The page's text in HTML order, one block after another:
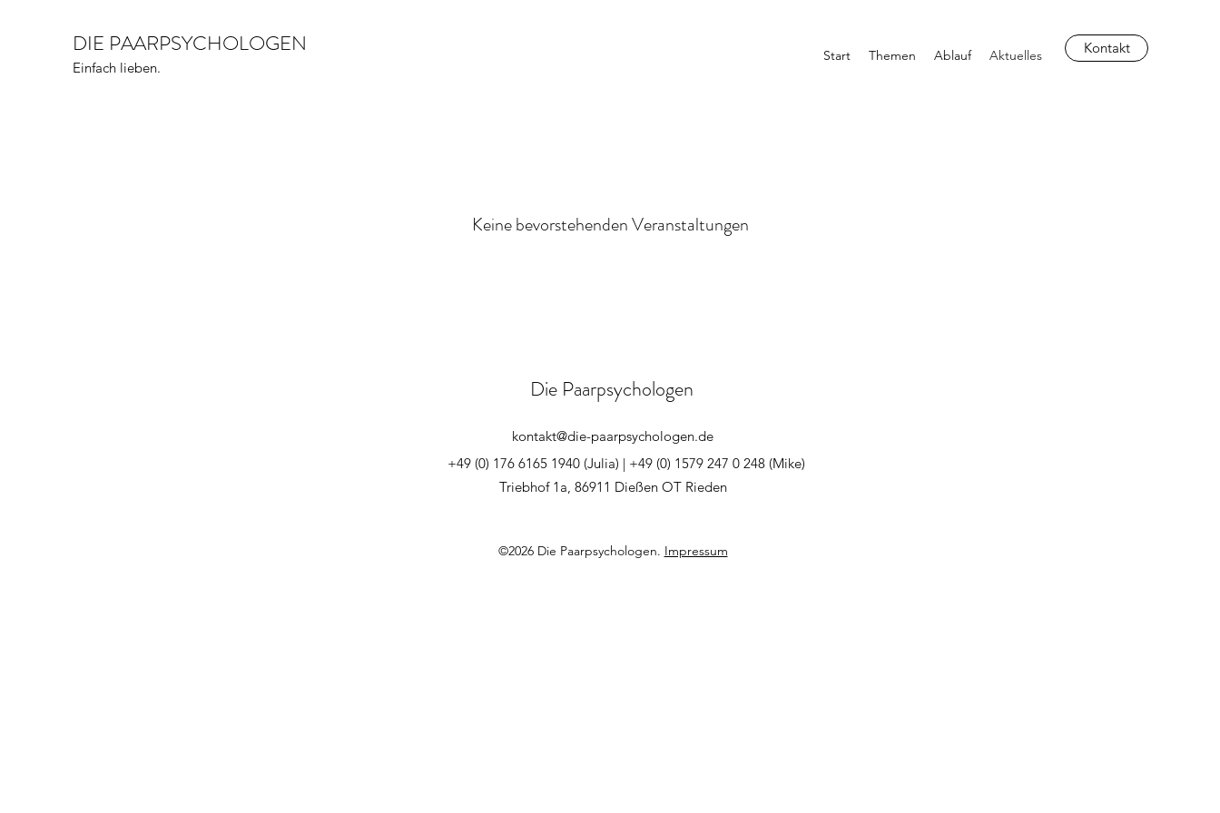
DIE PAARPSYCHOLOGEN
Einfach lieben.
Start Themen Ablauf Aktuelles Kontakt
Keine bevorstehenden Veranstaltungen
Die Paarpsychologen
kontakt@die-paarpsychologen.de
+49 (0) 176 6165 1940 (Julia) | +49 (0) 1579 247 0 248 (Mike)
Triebhof 1a, 86911 Dießen OT Rieden
©2026 Die Paarpsychologen. Impressum